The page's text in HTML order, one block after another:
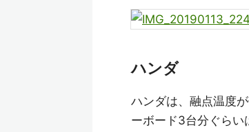
ハンダ
ハンダは、融点温度
ーボード3台分ぐらい